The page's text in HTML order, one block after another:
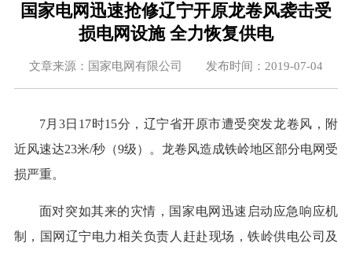
国家电网迅速抢修辽宁开原龙卷风袭击受
损电网设施 全力恢复供电
文章来源：国家电网有限公司 发布时间：2019-07-04
7月3日17时15分，辽宁省开原市遭受突发龙卷风，附
近风速达23米/秒（9级）。龙卷风造成铁岭地区部分电网受
损严重。
面对突如其来的灾情，国家电网迅速启动应急响应机
制，国网辽宁电力相关负责人赶赴现场，铁岭供电公司及